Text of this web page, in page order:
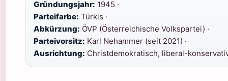
Gründungsjahr: 1945 ·
Parteifarbe: Türkis ·
Abkürzung: ÖVP (Österreichische Volkspartei) ·
Parteivorsitz: Karl Nehammer (seit 2021) ·
Ausrichtung: Christdemokratisch, liberal-